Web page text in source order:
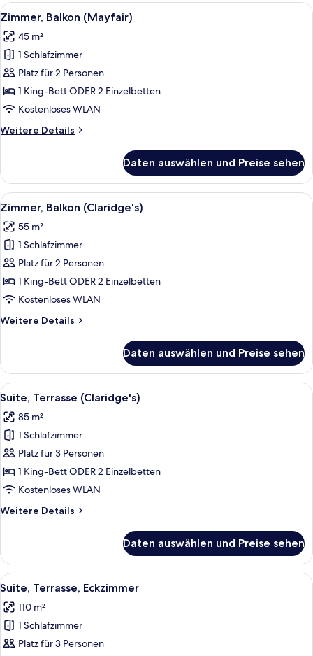
Alle
Fotos
für
Zimmer,
Balkon
(Mayfair)
anzeigen
Ein Hotelzimmer mit einem großen
5
Zimmer, Balkon (Mayfair)
45 m²
1 Schlafzimmer
Platz für 2 Personen
1 King-Bett ODER 2 Einzelbetten
Kostenloses WLAN
Weitere Details
Weitere
Balkon
(Mayfair)
Daten auswählen und Preise sehen
Alle
Fotos
für
Zimmer,
Balkon
(Claridge's)
anzeigen
Zimmer, Balkon (Claridge's) |
7
Zimmer, Balkon (Claridge's)
55 m²
1 Schlafzimmer
Platz für 2 Personen
1 King-Bett ODER 2 Einzelbetten
Kostenloses WLAN
Weitere Details
Weitere
Balkon
(Claridge's)
Daten auswählen und Preise sehen
Alle
Fotos
für
Suite,
Terrasse
(Claridge's)
anzeigen
Ein Wohnzimmer mit Sofa, Sesseln,
4
Suite, Terrasse (Claridge's)
85 m²
1 Schlafzimmer
Platz für 3 Personen
1 King-Bett ODER 2 Einzelbetten
Kostenloses WLAN
Weitere Details
Weitere
Terrasse
(Claridge's)
Daten auswählen und Preise sehen
Alle
Fotos
für
Suite,
Terrasse,
Ein Wohnzimmer mit einem beigen
6
Suite, Terrasse, Eckzimmer
110 m²
1 Schlafzimmer
Platz für 3 Personen